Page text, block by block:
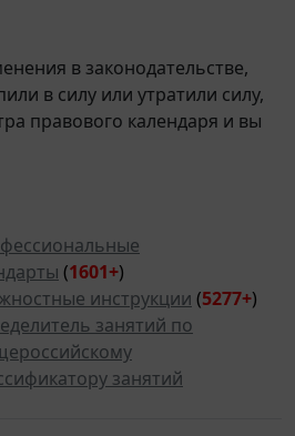
в законодательстве,
в силу или утратили силу,
правового календаря и вы
(1601+)
инструкции (5277+)
занятий по
занятий